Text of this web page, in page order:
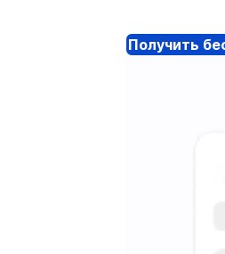
Получить